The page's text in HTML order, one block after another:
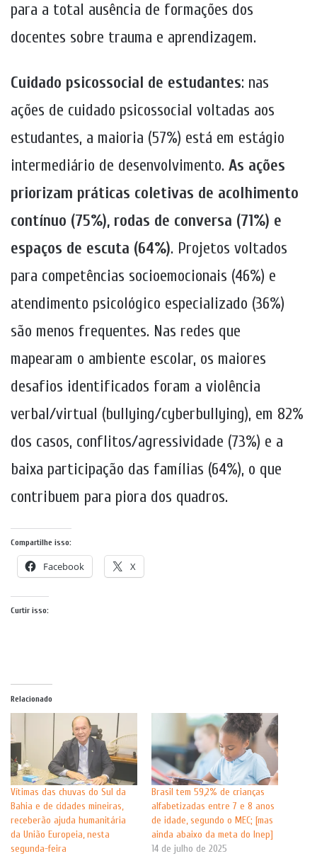
para a total ausência de formações dos
docentes sobre trauma e aprendizagem.
Cuidado psicossocial de estudantes: nas
ações de cuidado psicossocial voltadas aos
estudantes, a maioria (57%) está em estágio
intermediário de desenvolvimento. As ações
priorizam práticas coletivas de acolhimento
contínuo (75%), rodas de conversa (71%) e
espaços de escuta (64%). Projetos voltados
para competências socioemocionais (46%) e
atendimento psicológico especializado (36%)
são menos frequentes. Nas redes que
mapearam o ambiente escolar, os maiores
desafios identificados foram a violência
verbal/virtual (bullying/cyberbullying), em 82%
dos casos, conflitos/agressividade (73%) e a
baixa participação das famílias (64%), o que
contribuem para piora dos quadros.
Compartilhe isso:
Facebook X
Curtir isso:
Relacionado
Vítimas das chuvas do Sul da
Bahia e de cidades mineiras,
receberão ajuda humanitária
da União Europeia, nesta
segunda-feira
Brasil tem 59,2% de crianças
alfabetizadas entre 7 e 8 anos
de idade, segundo o MEC; [mas
ainda abaixo da meta do Inep]
14 de julho de 2025